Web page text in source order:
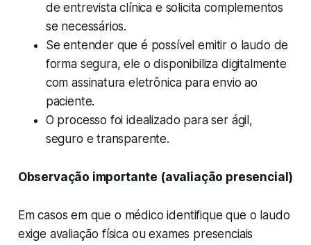
de entrevista clínica e solicita complementos
se necessários.
Se entender que é possível emitir o laudo de
forma segura, ele o disponibiliza digitalmente
com assinatura eletrônica para envio ao
paciente.
O processo foi idealizado para ser ágil,
seguro e transparente.
Observação importante (avaliação presencial)
Em casos em que o médico identifique que o laudo
exige avaliação física ou exames presenciais